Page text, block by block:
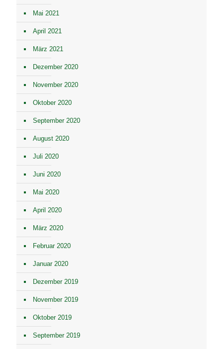
Mai 2021
April 2021
März 2021
Dezember 2020
November 2020
Oktober 2020
September 2020
August 2020
Juli 2020
Juni 2020
Mai 2020
April 2020
März 2020
Februar 2020
Januar 2020
Dezember 2019
November 2019
Oktober 2019
September 2019